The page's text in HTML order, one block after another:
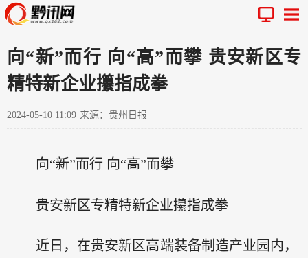
向“新”而行 向“高”而攀 贵安新区专
精特新企业攥指成拳
2024-05-10 11:09 来源：贵州日报
向“新”而行 向“高”而攀
贵安新区专精特新企业攥指成拳
近日，在贵安新区高端装备制造产业园内，